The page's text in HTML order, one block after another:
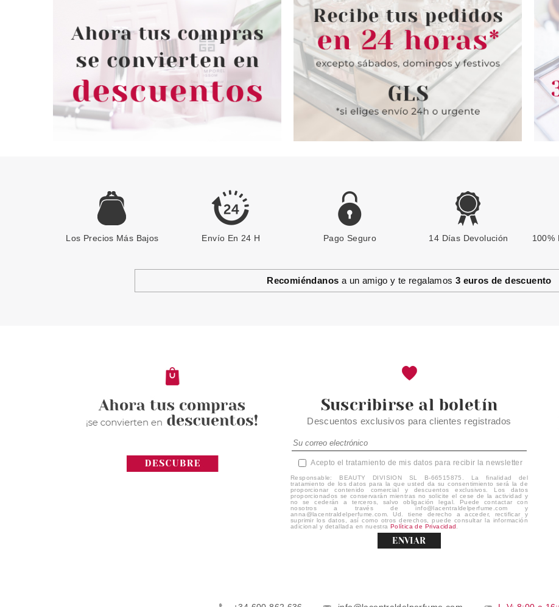
Los Precios Más Bajos Envío En 24 H Pago Seguro 14 Días Devolución 100%
Recomiéndanos a un amigo y te regalamos 3 euros de descuento
Suscribirse al boletín
Descuentos exclusivos para clientes registrados
Acepto el tratamiento de mis datos para recibir la newsletter
Responsable: BEAUTY DIVISION SL B-66515875. La finalidad del
tratamiento de los datos para la que usted da su consentimiento será la de
proporcionar contenido comercial y descuentos exclusivos. Los datos
proporcionados se conservarán mientras no solicite el cese de la actividad y
no se cederán a terceros, salvo obligación legal. Puede contactar con
nosotros a través de info@lacentraldelperfume.com y
anna@lacentraldelperfume.com. Ud. tiene derecho a acceder, rectificar y
suprimir los datos, así como otros derechos, puede consultar la información
adicional y detallada en nuestra Política de Privacidad
ENVIAR